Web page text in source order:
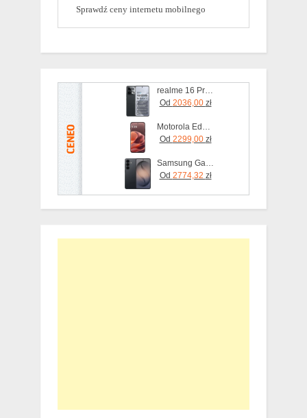
Sprawdź ceny internetu mobilnego
realme 16 Pro+ 5G 12/512GB Szary
Od 2036,00 zł
Motorola Edge 70 Pro 8/256GB Bordowy
Od 2299,00 zł
Samsung Galaxy S26 SM-S942 12/256GB Czarny
Od 2774,32 zł